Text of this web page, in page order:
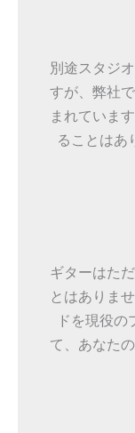
別途スタジ
すが、弊社
まれていま
ることはあ
ギターはた
とはありま
ドを現役
て、あなた